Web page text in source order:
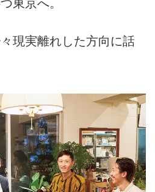
東京へ。
現実離れした方向に話